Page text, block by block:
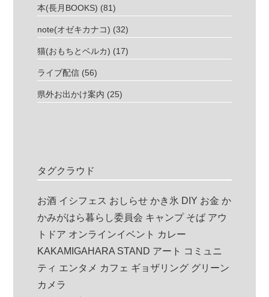
本(長月BOOKS) (81)
note(オゼキカナコ) (32)
猫(おもちとベルカ) (17)
ライブ配信 (56)
県外お出かけ案内 (25)
タグクラウド
お酒 イシフェス おしらせ かき氷 DIY お金 か
かみがはら暮らし委員会 キャンプ そば アウ
トドア オンラインイベント カレー
KAKAMIGAHARA STAND アート コミュニ
ティ エンタメ カフェ ギョザリング グリーン
カメラ